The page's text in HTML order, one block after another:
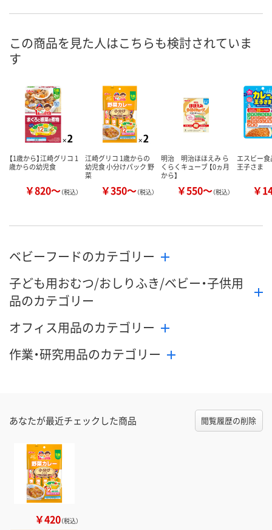
お取り扱い終了しま
お取り扱い終了しま
お取り扱い終
この商品を見た人はこちらも検討されていま
す
【1歳から】江崎グリコ 1
歳からの幼児食
￥820～（税込）
江崎グリコ 1歳からの
幼児食 小分けパック 野
菜
￥350～（税込）
明治 明治ほほえみ ら
くらくキューブ 【0ヵ月
から】
￥550～（税込）
エスビー
王子さま
￥
ベビーフードのカテゴリー
子ども用おむつ/おしりふき/ベビー・子供用
品のカテゴリー
オフィス用品のカテゴリー
作業・研究用品のカテゴリー
あなたが最近チェックした商品 閲覧履歴の削除
￥420（税込）